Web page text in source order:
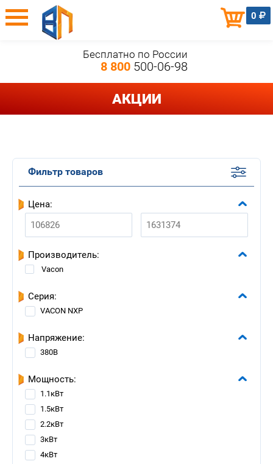
0
Бесплатно по России
8 800500-06-98
АКЦИИ
Фильтр товаров
Цена:
Производитель:
Vacon
Серия:
VACON NXP
Напряжение:
380В
Мощность:
1.1кВт
1.5кВт
2.2кВт
3кВт
4кВт